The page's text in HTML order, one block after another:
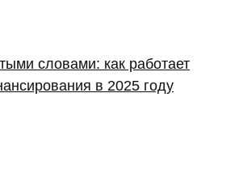
словами: как работает
в 2025 году